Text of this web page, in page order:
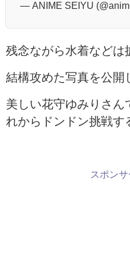
— ANIME SEIYU
残念ながら水着などは
結構攻めた写真を公開
美しい花守ゆみりさん
れからドンドン挑戦す
スポン